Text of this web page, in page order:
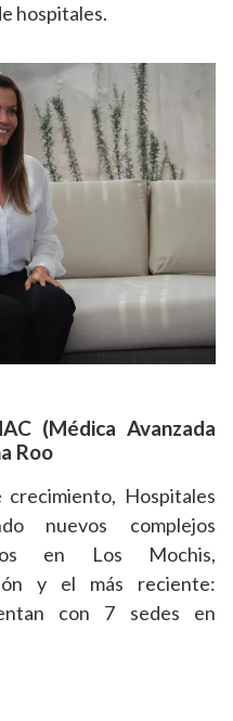
hospitales.
(Médica Avanzada
Roo
Hospitales
nuevos complejos
en Los Mochis,
y el más reciente:
con 7 sedes en